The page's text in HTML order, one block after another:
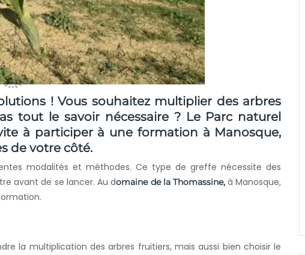
! Vous souhaitez multiplier des arbres
tout le savoir nécessaire ? Le Parc naturel
à participer à une formation à Manosque,
de votre côté.
modalités et méthodes. Ce type de greffe nécessite des
avant de se lancer. Au domaine de la Thomassine,à Manosque,
la multiplication des arbres fruitiers, mais aussi bien choisir le